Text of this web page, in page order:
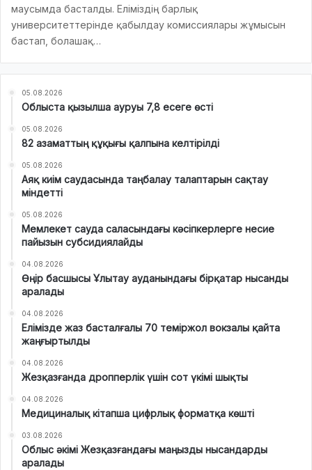
маусымда басталды. Еліміздің барлық
университеттерінде қабылдау комиссиялары жұмысын
бастап, болашақ…
05.08.2026
Облыста қызылша ауруы 7,8 есеге өсті
05.08.2026
82 азаматтың құқығы қалпына келтірілді
05.08.2026
Аяқ киім саудасында таңбалау талаптарын сақтау
міндетті
05.08.2026
Мемлекет сауда саласындағы кәсіпкерлерге несие
пайызын субсидиялайды
04.08.2026
Өңір басшысы Ұлытау ауданындағы бірқатар нысанды
аралады
04.08.2026
Елімізде жаз басталғалы 70 теміржол вокзалы қайта
жаңғыртылды
04.08.2026
Жезқазғанда дропперлік үшін сот үкімі шықты
04.08.2026
Медициналық кітапша цифрлық форматқа көшті
03.08.2026
Облыс әкімі Жезқазғандағы маңызды нысандарды
аралады